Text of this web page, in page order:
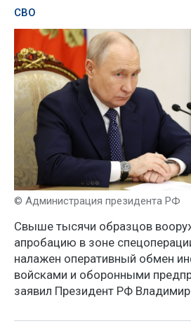
СВО
© Администрация президента РФ
Свыше тысячи образцов
апробацию в зоне
налажен оперативный обмен
войсками и оборонными
заявил Президент РФ Владимир